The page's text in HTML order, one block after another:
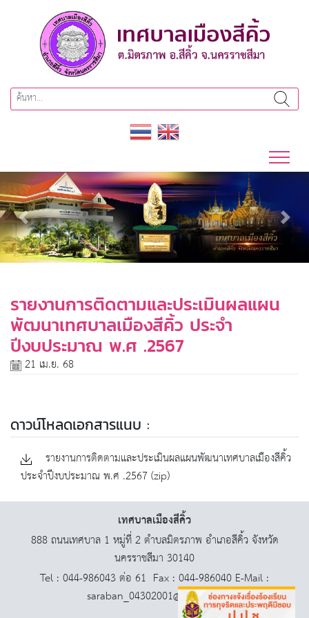
Previous Next
รายงานการติดตามและประเมินผลแผน
พัฒนาเทศบาลเมืองสีคิ้ว ประจำ
ปีงบประมาณ พ.ศ .2567
21 เม.ย. 68
ดาวน์โหลดเอกสารแนบ :
รายงานการติดตามและประเมินผลแผนพัฒนาเทศบาลเมืองสีคิ้ว
ประจำปีงบประมาณ พ.ศ .2567 (zip)
เทศบาลเมืองสีคิ้ว
888 ถนนเทศบาล 1 หมู่ที่ 2 ตำบลมิตรภาพ อำเภอสีคิ้ว จังหวัด
นครราชสีมา 30140
Tel : 044-986043 ต่อ 61 Fax : 044-986040 E-Mail :
saraban_04302001@dla.go.th